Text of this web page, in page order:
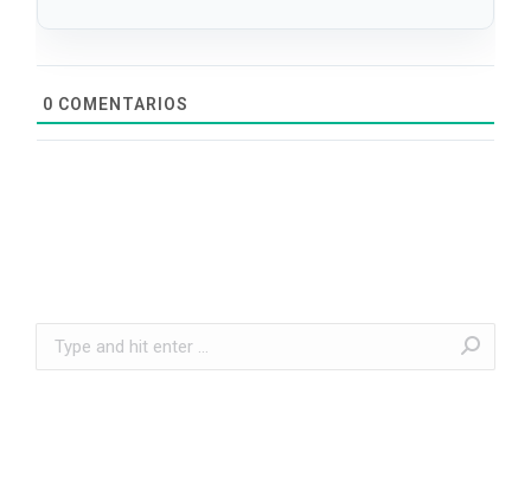
0 COMENTARIOS
Search: